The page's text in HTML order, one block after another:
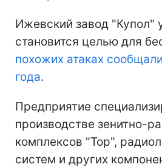
Ижевский завод "Купол"
становится целью для
похожих атаках
года.
Предприятие
производстве зенитно-
комплексов "Тор",
систем и других